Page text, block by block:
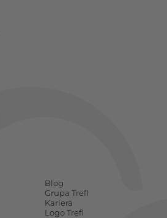
Blog
Grupa Trefl
Kariera
Logo Trefl